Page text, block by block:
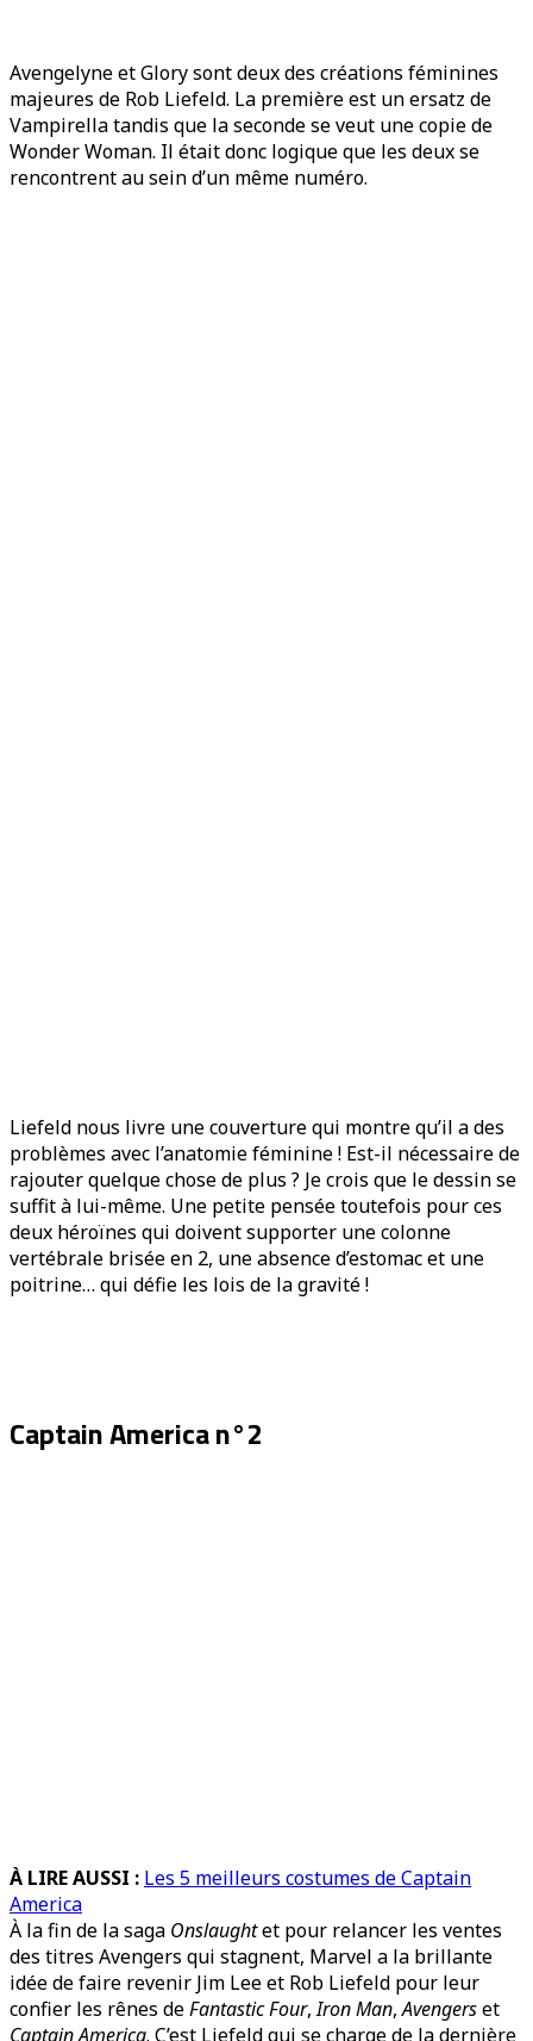
Avengelyne et Glory sont deux des créations féminines
majeures de Rob Liefeld. La première est un ersatz de
Vampirella tandis que la seconde se veut une copie de
Wonder Woman. Il était donc logique que les deux se
rencontrent au sein d’un même numéro.
Liefeld nous livre une couverture qui montre qu’il a des
problèmes avec l’anatomie féminine ! Est-il nécessaire de
rajouter quelque chose de plus ? Je crois que le dessin se
suffit à lui-même. Une petite pensée toutefois pour ces
deux héroïnes qui doivent supporter une colonne
vertébrale brisée en 2, une absence d’estomac et une
poitrine… qui défie les lois de la gravité !
Captain America n°2
À LIRE AUSSI : Les 5 meilleurs costumes de Captain
America
À la fin de la saga Onslaughtet pour relancer les ventes
des titres Avengers qui stagnent, Marvel a la brillante
idée de faire revenir Jim Lee et Rob Liefeld pour leur
confier les rênes deFantastic Four,Iron Man,Avengerset
Captain America. C’est Liefeld qui se charge de la dernière